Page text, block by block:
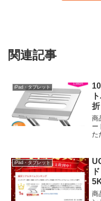
関連記事
iPad・タブレット
商
ー
た
air
iPad・タブレット
商